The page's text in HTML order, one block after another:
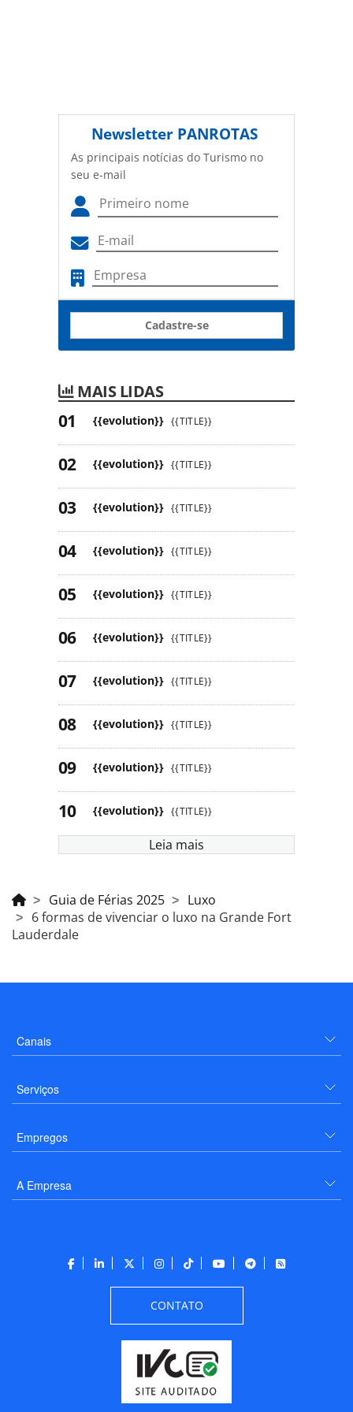
Newsletter PANROTAS
As principais notícias do Turismo no
seu e-mail
Cadastre-se
MAIS LIDAS
{{evolution}} {{TITLE}}
{{evolution}} {{TITLE}}
{{evolution}} {{TITLE}}
{{evolution}} {{TITLE}}
{{evolution}} {{TITLE}}
{{evolution}} {{TITLE}}
{{evolution}} {{TITLE}}
{{evolution}} {{TITLE}}
{{evolution}} {{TITLE}}
{{evolution}} {{TITLE}}
Leia mais
Guia de Férias 2025
Luxo
6 formas de vivenciar o luxo na Grande Fort
Lauderdale
Canais
Serviços
Empregos
A Empresa
CONTATO